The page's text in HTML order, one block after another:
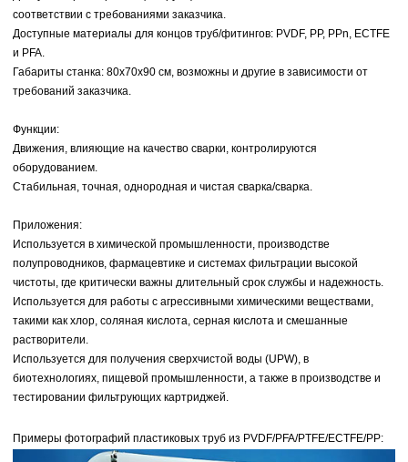
соответствии с требованиями заказчика.
Доступные материалы для концов труб/фитингов: PVDF, PP, PPn, ECTFE
и PFA.
Габариты станка: 80x70x90 см, возможны и другие в зависимости от
требований заказчика.
Функции:
Движения, влияющие на качество сварки, контролируются
оборудованием.
Стабильная, точная, однородная и чистая сварка/сварка.
Приложения:
Используется в химической промышленности, производстве
полупроводников, фармацевтике и системах фильтрации высокой
чистоты, где критически важны длительный срок службы и надежность.
Используется для работы с агрессивными химическими веществами,
такими как хлор, соляная кислота, серная кислота и смешанные
растворители.
Используется для получения сверхчистой воды (UPW), в
биотехнологиях, пищевой промышленности, а также в производстве и
тестировании фильтрующих картриджей.
Примеры фотографий пластиковых труб из PVDF/PFA/PTFE/ECTFE/PP: